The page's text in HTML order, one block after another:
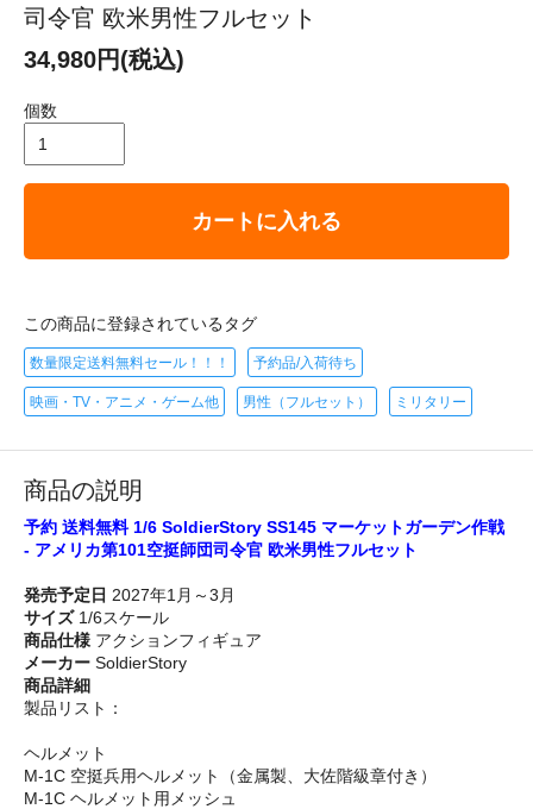
司令官 欧米男性フルセット
34,980円(税込)
個数
カートに入れる
この商品に登録されているタグ
数量限定送料無料セール！！！ 予約品/入荷待ち
映画・TV・アニメ・ゲーム他 男性（フルセット） ミリタリー
商品の説明
予約 送料無料 1/6 SoldierStory SS145 マーケットガーデン作戦
- アメリカ第101空挺師団司令官 欧米男性フルセット
発売予定日 2027年1月～3月
サイズ1/6スケール
商品仕様 アクションフィギュア
メーカー SoldierStory
商品詳細
製品リスト：
ヘルメット
M-1C 空挺兵用ヘルメット（金属製、大佐階級章付き）
M-1C ヘルメット用メッシュ